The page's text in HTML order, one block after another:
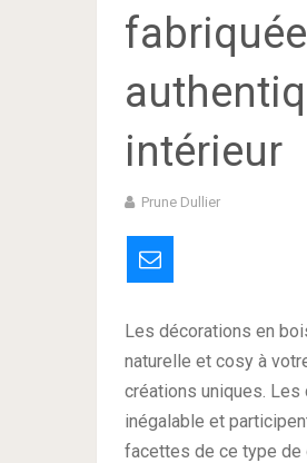
intérieur
Prune Dullier
Les décorations en
naturelle et cosy à
créations uniques.
inégalable et
facettes de ce type de